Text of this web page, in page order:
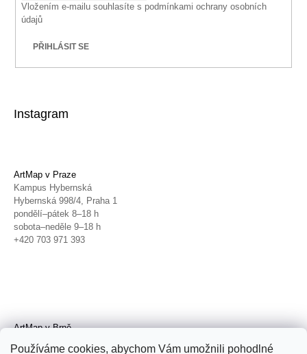
Používáme cookies, abychom Vám umožnili pohodlné
Vložením e-mailu souhlasíte s podmínkami ochrany osobních
údajů
PŘIHLÁSIT SE
Instagram
ArtMap v Praze
Kampus Hybernská
Hybernská 998/4, Praha 1
pondělí–pátek 8–18 h
sobota–neděle 9–18 h
+420 703 971 393
ArtMap v Brně